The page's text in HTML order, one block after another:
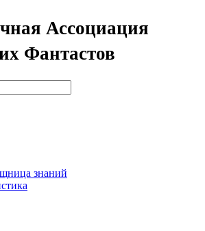
Ассоциация
Фантастов
знаний